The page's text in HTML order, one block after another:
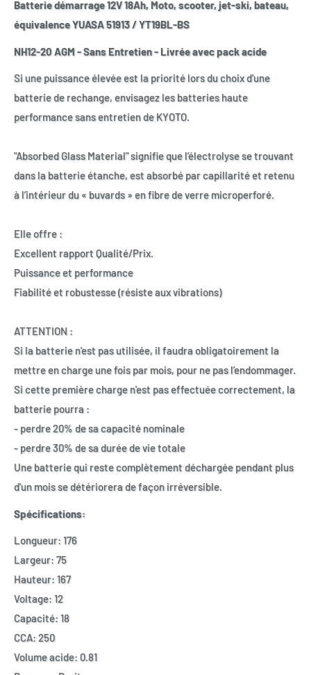
Batterie démarrage 12V 18Ah, Moto, scooter, jet-ski, bateau,
équivalenceYUASA 51913 / YT19BL-BS
NH12-20 AGM - Sans Entretien - Livrée avec pack acide
Si une puissance élevée est la priorité lors du choix d'une
batterie de rechange, envisagez les batteries haute
performance sans entretien de KYOTO.
"Absorbed Glass Material" signifie que l’électrolyse se trouvant
dans la batterie étanche, est absorbé par capillarité et retenu
à l’intérieur du « buvards » en fibre de verre microperforé.
Elle offre :
Excellent rapport Qualité/Prix.
Puissance et performance
Fiabilité et robustesse (résiste aux vibrations)
ATTENTION :
Si la batterie n'est pas utilisée, il faudra obligatoirement la
mettre en charge une fois par mois, pour ne pas l’endommager.
Si cette première charge n'est pas effectuée correctement, la
batterie pourra :
- perdre 20% de sa capacité nominale
- perdre 30% de sa durée de vie totale
Une batterie qui reste complètement déchargée pendant plus
d'un mois se détériorera de façon irréversible.
Spécifications:
Longueur: 176
Largeur: 75
Hauteur: 167
Voltage: 12
Capacité: 18
CCA: 250
Volume acide: 0.81